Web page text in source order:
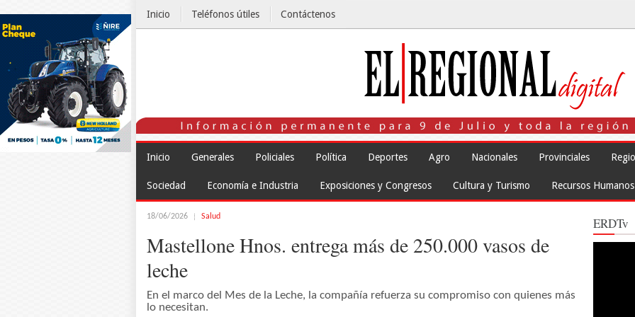
Inicio Teléfonos útiles Contáctenos
Inicio Generales Policiales Política Deportes Agro Nacionales Provinciales
Sociedad Economía e Industria Exposiciones y Congresos Cultura y Turismo Recursos Humanos
18/06/2026 Salud
Mastellone Hnos. entrega más de 250.000 vasos de
leche
En el marco del Mes de la Leche, la compañía refuerza su compromiso con quienes más
lo necesitan.
ERDTv